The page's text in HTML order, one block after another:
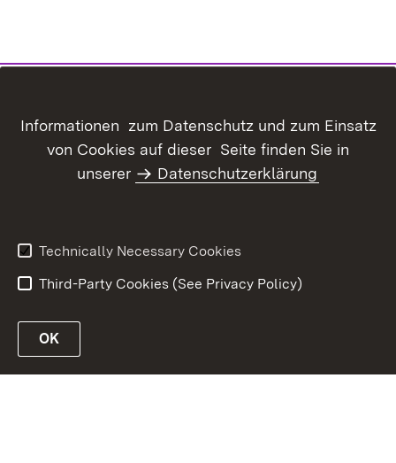
Site Map
Contact Us
Usage Notice
Declaration on
Kennwort vergessen?
Informationen zum Datenschutz und zum Einsatz
von Cookies auf dieser Seite finden Sie in
unserer
Datenschutzerklärung
Technically Necessary Cookies
Third-Party Cookies (See Privacy Policy)
OK